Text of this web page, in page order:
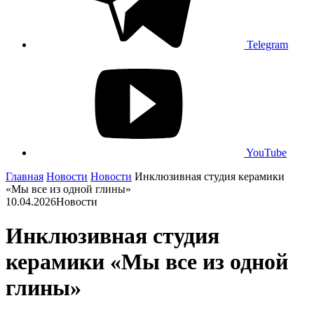
Telegram
YouTube
Главная Новости Новости Инклюзивная студия керамики
«Мы все из одной глины»
10.04.2026Новости
Инклюзивная студия
керамики «Мы все из одной
глины»